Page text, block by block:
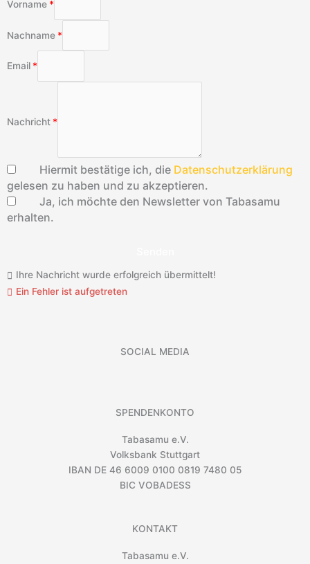
Vorname
Nachname
Email
Nachricht
Hiermit bestätige ich, die Datenschutzerklärung
gelesen zu haben und zu akzeptieren.
Ja, ich möchte den Newsletter von Tabasamu
erhalten.
Ihre Nachricht wurde erfolgreich übermittelt!
Ein Fehler ist aufgetreten
SOCIAL MEDIA
SPENDENKONTO
Tabasamu e.V.
Volksbank Stuttgart
IBAN DE 46 6009 0100 0819 7480 05
BIC VOBADESS
KONTAKT
Tabasamu e.V.